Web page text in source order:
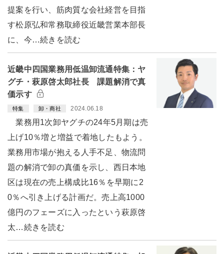
提案を行い、筋肉質な会社経営を目指
す松原弘和常務取締役近畿営業本部長
に、今…続きを読む
近畿中四国業務用低温卸流通特集：ヤ
グチ・萩原啓太郎社長 課題解消で真
価示す
特集 卸・商社 2024.06.18
業務用1次卸ヤグチの24年5月期は売
上げ10％増と増益で着地したもよう。
業務用市場が抱える人手不足、物流問
題の解消で卸の真価を示し、西日本地
区は現在の売上構成比16％を早期に2
0％へ引き上げる計画だ。売上高1000
億円のフェーズに入ったという萩原啓
太…続きを読む